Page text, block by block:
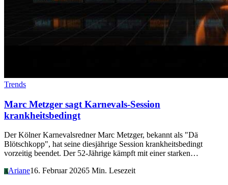
Trends
Marc Metzger sagt Karnevals-Session
krankheitsbedingt
Der Kölner Karnevalsredner Marc Metzger, bekannt als "Dä
Blötschkopp", hat seine diesjährige Session krankheitsbedingt
vorzeitig beendet. Der 52-Jährige kämpft mit einer starken…
AAriane16. Februar 20265 Min. Lesezeit